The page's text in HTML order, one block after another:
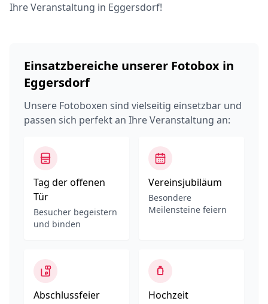
Ihre Veranstaltung in Eggersdorf!
Einsatzbereiche unserer Fotobox in
Eggersdorf
Unsere Fotoboxen sind vielseitig einsetzbar und
passen sich perfekt an Ihre Veranstaltung an:
Tag der offenen
Tür
Besucher begeistern
und binden
Vereinsjubiläum
Besondere
Meilensteine feiern
Abschlussfeier Hochzeit